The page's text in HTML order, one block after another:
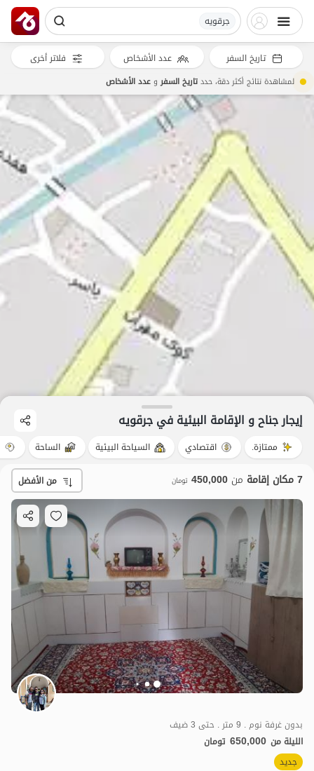
جرقویه
إيجار جناح و الإقامة البيئية في جرقویه
ممتازة. اقتصادي السياحة البيئية الساحة
7 مكان إقامة من 450,000 تومان من الأفضل
بدون غرفة نوم . 9 متر . حتى 3 ضيف
الليلة من 650,000 تومان
جديد
تاريخ السفر عدد الأشخاص فلاتر أخرى
لمشاهدة نتائج أكثر دقة، حددتاريخ السفروعدد الأشخاص